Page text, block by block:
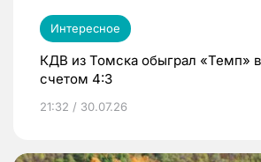
Интересное
КДВ из Томска обыграл «Темп»
счетом 4:3
21:32 / 30.07.26